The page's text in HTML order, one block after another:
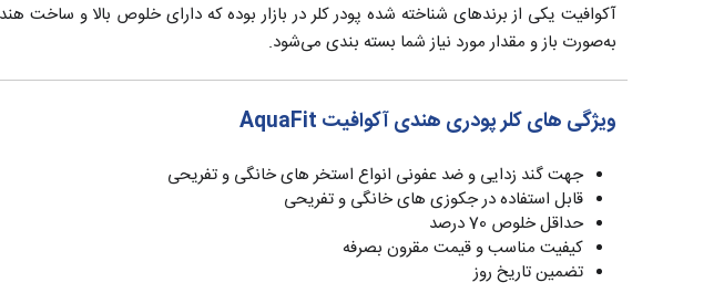
به‌صورت باز و مقدار مورد نیاز شما بسته بندی می‌شود.
ویژگی های کلر پودری هندی آکوافیت AquaFit
جهت گند زدایی و ضد عفونی انواع استخر های خانگی و تفریحی
قابل استفاده در جکوزی های خانگی و تفریحی
حداقل خلوص 70 درصد
کیفیت مناسب و قیمت مقرون بصرفه
تضمین تاریخ روز